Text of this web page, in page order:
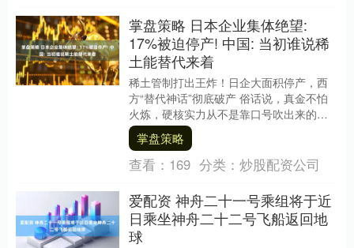
掌盘策略 日本企业集体绝望:
17%被迫停产! 中国: 当初谁说稀
土能替代来着
稀土管制打出王炸！日企大面积停产，西
方“替代神话”彻底破产 俗话说，真金不怕
火炼，硬核实力从不是靠口号吹出来的。
曾经西方和日本高调叫嚣稀土可以轻松替
代，耗费巨资....
掌盘策略
查看： 169 分类： 炒股配资公司
爱配资 神舟二十一号乘组将于近
日乘坐神舟二十二号飞船返回地
球